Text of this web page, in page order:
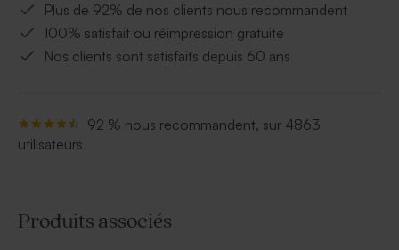
Plus de 92% de nos clients nous recommandent
100% satisfait ou réimpression gratuite
Nos clients sont satisfaits depuis 60 ans
92 % nous recommandent, sur 4863
utilisateurs.
Produits associés